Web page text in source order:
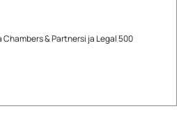
Chambers & Partnersi ja Legal 500